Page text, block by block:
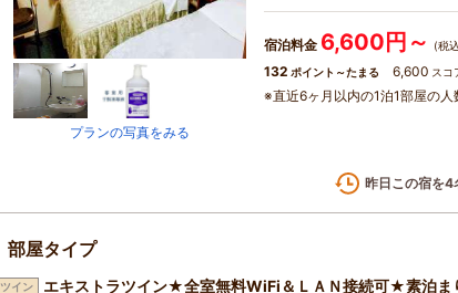
プランの写真をみる
宿泊料金 6,600円～ (税
132 ポイント～たまる 6,600 スコ
※直近6ヶ月以内の1泊1部屋の人
昨日この宿を4
部屋タイプ
ツイン エキストラツイン★全室無料WiFi＆ＬＡＮ接続可★素泊ま